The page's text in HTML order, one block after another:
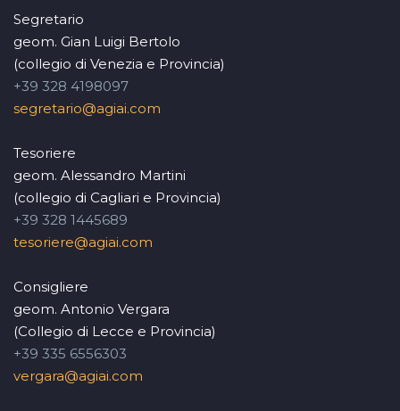
Segretario
geom. Gian Luigi Bertolo
(collegio di Venezia e Provincia)
+39 328 4198097
segretario@agiai.com
Tesoriere
geom. Alessandro Martini
(collegio di Cagliari e Provincia)
+39 328 1445689
tesoriere@agiai.com
Consigliere
geom. Antonio Vergara
(Collegio di Lecce e Provincia)
+39 335 6556303
vergara@agiai.com